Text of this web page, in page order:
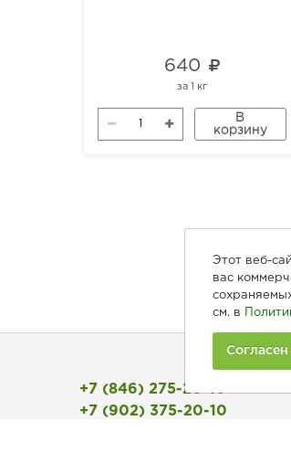
640
за 1 кг
В
корзину
+7 (846) 275-20-10
+7 (902) 375-20-10
Этот веб-
вас
см. в
Согласен